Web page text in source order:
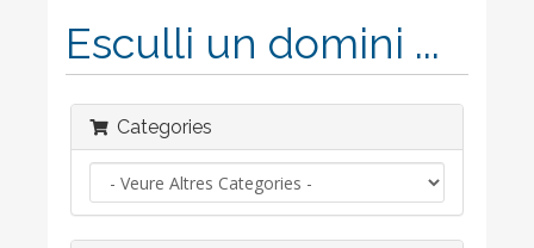
Esculli un domini ...
Categories